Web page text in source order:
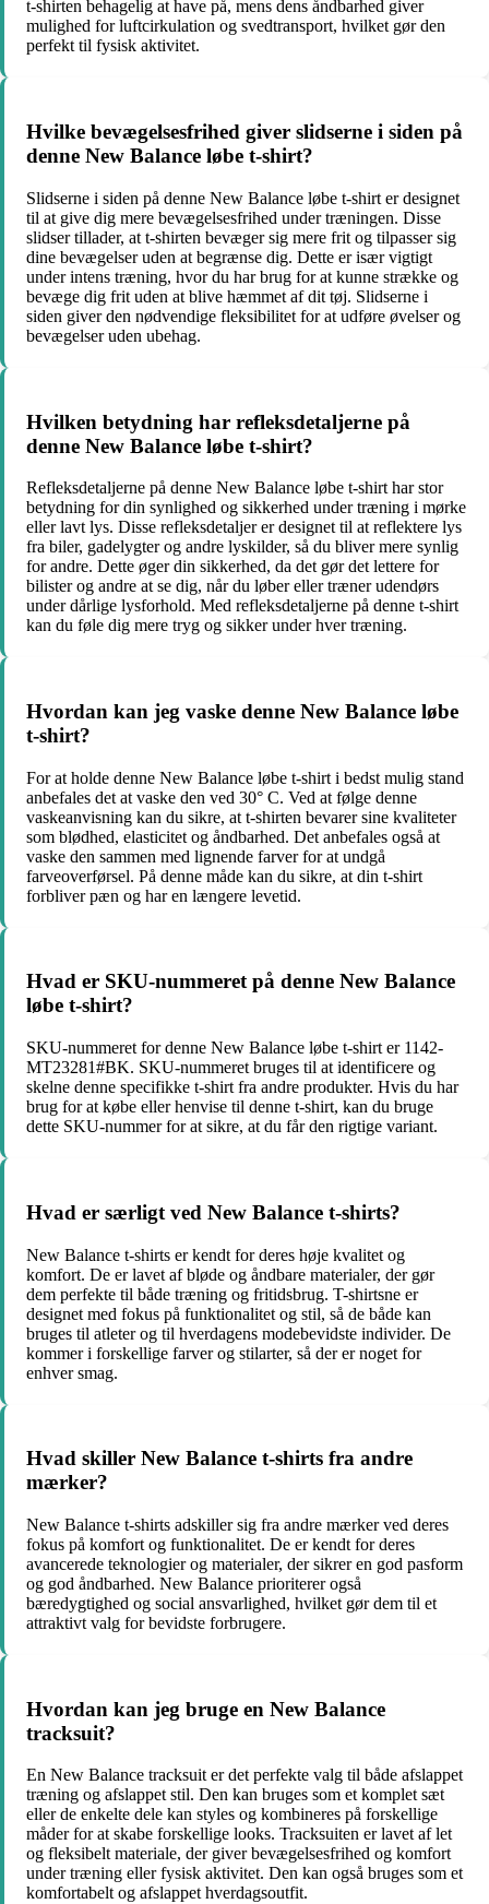
t-shirten behagelig at have på, mens dens åndbarhed giver
mulighed for luftcirkulation og svedtransport, hvilket gør den
perfekt til fysisk aktivitet.
Hvilke bevægelsesfrihed giver slidserne i siden på
denne New Balance løbe t-shirt?
Slidserne i siden på denne New Balance løbe t-shirt er designet
til at give dig mere bevægelsesfrihed under træningen. Disse
slidser tillader, at t-shirten bevæger sig mere frit og tilpasser sig
dine bevægelser uden at begrænse dig. Dette er især vigtigt
under intens træning, hvor du har brug for at kunne strække og
bevæge dig frit uden at blive hæmmet af dit tøj. Slidserne i
siden giver den nødvendige fleksibilitet for at udføre øvelser og
bevægelser uden ubehag.
Hvilken betydning har refleksdetaljerne på
denne New Balance løbe t-shirt?
Refleksdetaljerne på denne New Balance løbe t-shirt har stor
betydning for din synlighed og sikkerhed under træning i mørke
eller lavt lys. Disse refleksdetaljer er designet til at reflektere lys
fra biler, gadelygter og andre lyskilder, så du bliver mere synlig
for andre. Dette øger din sikkerhed, da det gør det lettere for
bilister og andre at se dig, når du løber eller træner udendørs
under dårlige lysforhold. Med refleksdetaljerne på denne t-shirt
kan du føle dig mere tryg og sikker under hver træning.
Hvordan kan jeg vaske denne New Balance løbe
t-shirt?
For at holde denne New Balance løbe t-shirt i bedst mulig stand
anbefales det at vaske den ved 30° C. Ved at følge denne
vaskeanvisning kan du sikre, at t-shirten bevarer sine kvaliteter
som blødhed, elasticitet og åndbarhed. Det anbefales også at
vaske den sammen med lignende farver for at undgå
farveoverførsel. På denne måde kan du sikre, at din t-shirt
forbliver pæn og har en længere levetid.
Hvad er SKU-nummeret på denne New Balance
løbe t-shirt?
SKU-nummeret for denne New Balance løbe t-shirt er 1142-
MT23281#BK. SKU-nummeret bruges til at identificere og
skelne denne specifikke t-shirt fra andre produkter. Hvis du har
brug for at købe eller henvise til denne t-shirt, kan du bruge
dette SKU-nummer for at sikre, at du får den rigtige variant.
Hvad er særligt ved New Balance t-shirts?
New Balance t-shirts er kendt for deres høje kvalitet og
komfort. De er lavet af bløde og åndbare materialer, der gør
dem perfekte til både træning og fritidsbrug. T-shirtsne er
designet med fokus på funktionalitet og stil, så de både kan
bruges til atleter og til hverdagens modebevidste individer. De
kommer i forskellige farver og stilarter, så der er noget for
enhver smag.
Hvad skiller New Balance t-shirts fra andre
mærker?
New Balance t-shirts adskiller sig fra andre mærker ved deres
fokus på komfort og funktionalitet. De er kendt for deres
avancerede teknologier og materialer, der sikrer en god pasform
og god åndbarhed. New Balance prioriterer også
bæredygtighed og social ansvarlighed, hvilket gør dem til et
attraktivt valg for bevidste forbrugere.
Hvordan kan jeg bruge en New Balance
tracksuit?
En New Balance tracksuit er det perfekte valg til både afslappet
træning og afslappet stil. Den kan bruges som et komplet sæt
eller de enkelte dele kan styles og kombineres på forskellige
måder for at skabe forskellige looks. Tracksuiten er lavet af let
og fleksibelt materiale, der giver bevægelsesfrihed og komfort
under træning eller fysisk aktivitet. Den kan også bruges som et
komfortabelt og afslappet hverdagsoutfit.